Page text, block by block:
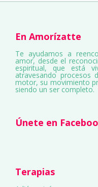
En Amorízatte
Te ayudamos a
amor, desde el
espiritual, que está
atravesando procesos
motor, su movimiento
siendo un ser completo.
Únete en
Terapias